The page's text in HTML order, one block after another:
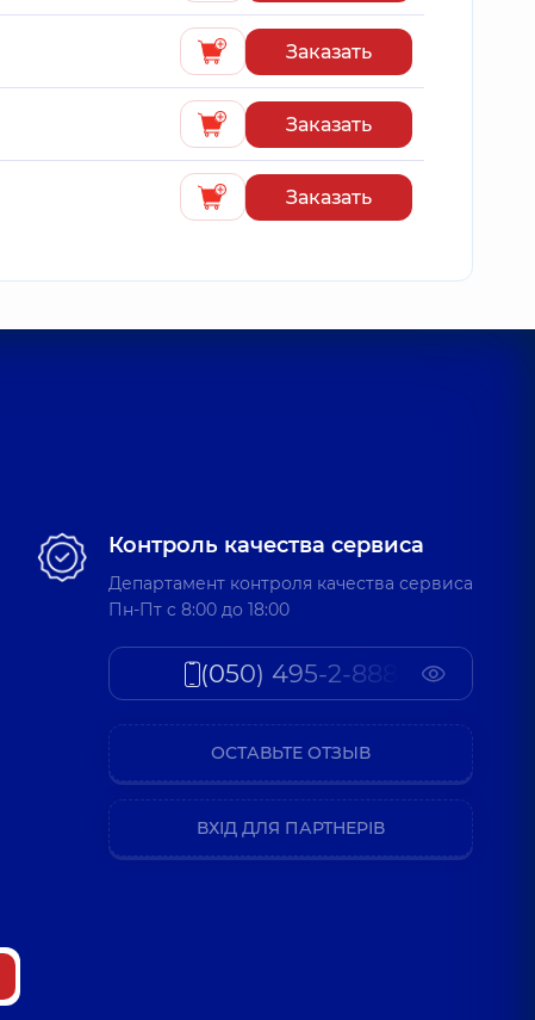
Заказать
Заказать
Заказать
Контроль качества сервиса
Департамент контроля качества сервиса
Пн-Пт c 8:00 до 18:00
(050) 495-2-888
ОСТАВЬТЕ ОТЗЫВ
ВХІД ДЛЯ ПАРТНЕРІВ